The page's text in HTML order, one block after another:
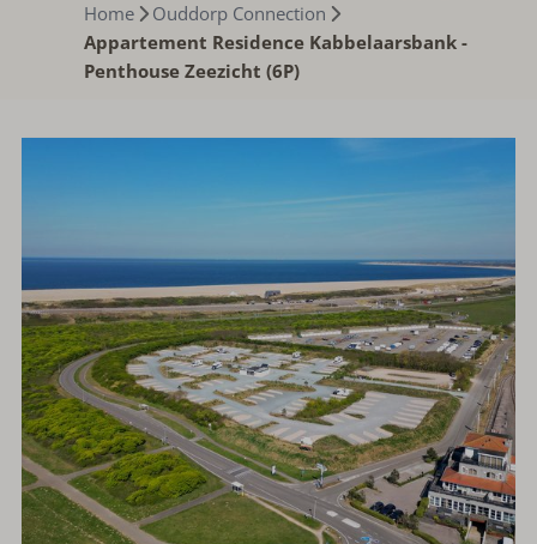
Home
Ouddorp Connection
Appartement Residence Kabbelaarsbank -
Penthouse Zeezicht (6P)